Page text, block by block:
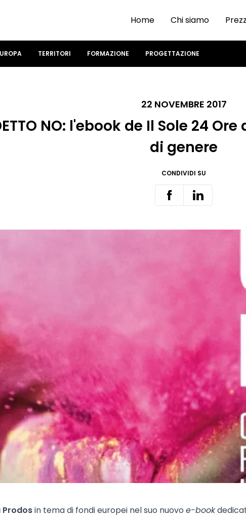
Home Chi siamo
TERRITORI FORMAZIONE PROGETTAZIONE
22 NOVEMBRE 2017
NO: l'ebook de Il Sole 24
di genere
CONDIVIDI SU
Prodosin tema di fondi europei nel suo nuovo e-book